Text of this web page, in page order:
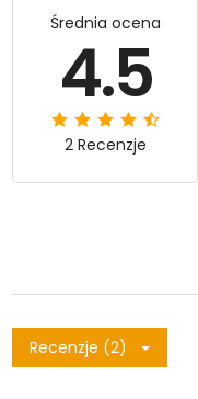
Średnia ocena
4.5
2 Recenzje
Recenzje (2)